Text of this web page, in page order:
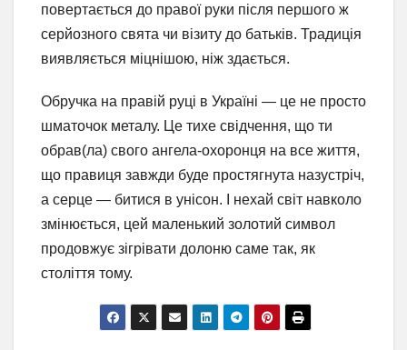
повертається до правої руки після першого ж
серйозного свята чи візиту до батьків. Традиція
виявляється міцнішою, ніж здається.
Обручка на правій руці в Україні — це не просто
шматочок металу. Це тихе свідчення, що ти
обрав(ла) свого ангела-охоронця на все життя,
що правиця завжди буде простягнута назустріч,
а серце — битися в унісон. І нехай світ навколо
змінюється, цей маленький золотий символ
продовжує зігрівати долоню саме так, як
століття тому.